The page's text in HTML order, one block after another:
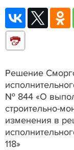
Решение
№ 844 «О
строительно-
изменения в
118»